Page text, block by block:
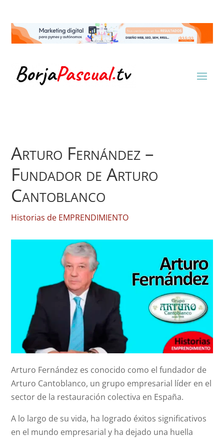
Arturo Fernández –
Fundador de Arturo
Cantoblanco
Historias de EMPRENDIMIENTO
Arturo Fernández es conocido como el fundador de
Arturo Cantoblanco, un grupo empresarial líder en el
sector de la restauración colectiva en España.
A lo largo de su vida, ha logrado éxitos significativos
en el mundo empresarial y ha dejado una huella